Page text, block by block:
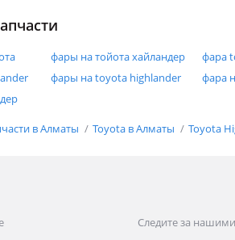
фары на тойота хайландер
фара
фары на toyota highlander
фара
в Алматы Toyota в Алматы Toyota
Следите за